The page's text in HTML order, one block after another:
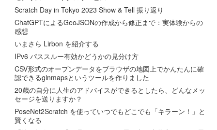
Scratch Day in Tokyo 2023 Show & Tell 振り返り
ChatGPTによるGeoJSONの作成から修正まで：実体験からの
感想
いまさら Lirbon を紹介する
IPv6 パススルー有効かどうかの見分け方
CSV形式のオープンデータをブラウザの地図上でかんたんに確
認できるglnmapsというツールを作りました
20歳の自分に人生のアドバイスができるとしたら、どんなメッ
セージを送りますか？
PoseNet2Scratch を使っていつでもどこでも「キラーン！」と
賢くなる